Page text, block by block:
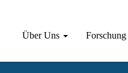
Über Uns Forschung